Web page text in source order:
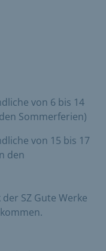
von 6 bis 14
Sommerferien)
von 15 bis 17
den
SZ Gute Werke